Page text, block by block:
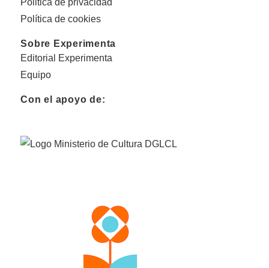
Política de cookies
Sobre Experimenta
Editorial Experimenta
Equipo
Con el apoyo de: